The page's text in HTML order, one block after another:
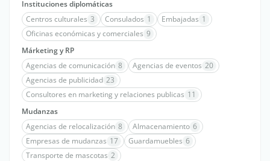
Instituciones diplomáticas
Centros culturales 3 Consulados 1 Embajadas 1
Oficinas económicas y comerciales 9
Márketing y RP
Agencias de comunicación 8 Agencias de eventos 20
Agencias de publicidad 23
Consultores en marketing y relaciones publicas 11
Mudanzas
Agencias de relocalización 8 Almacenamiento 6
Empresas de mudanzas 17 Guardamuebles 6
Transporte de mascotas 2